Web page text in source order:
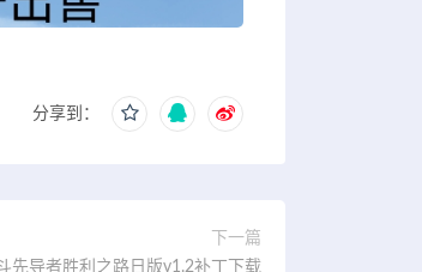
分享到：
下一篇
先导者胜利之路日版v1.2补丁下载